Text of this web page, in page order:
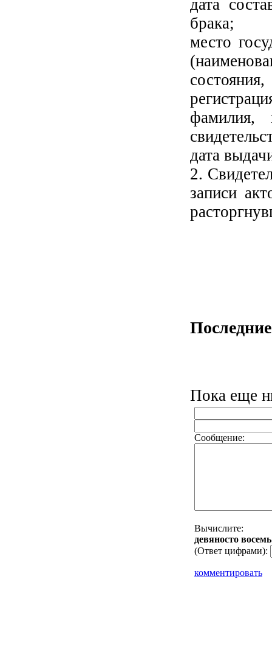
дата
брака;
место
фамилия,
дата
2.
записи
Пока еще
Сообщение:
Вычислите:
дeвянocтo
(Ответ цифрами):
комментировать